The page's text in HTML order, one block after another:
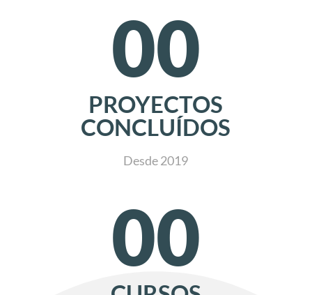
00
PROYECTOS
CONCLUÍDOS
Desde 2019
00